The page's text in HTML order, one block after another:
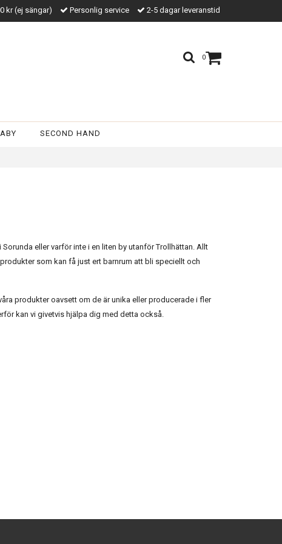
kr (ej sängar) Personlig service 2-5 dagar leveranstid
0
SECOND HAND
eller varför inte i en liten by utanför Trollhättan. Allt
som kan få just ert barnrum att bli speciellt och
produkter oavsett om de är unika eller producerade i fler
kan vi givetvis hjälpa dig med detta också.